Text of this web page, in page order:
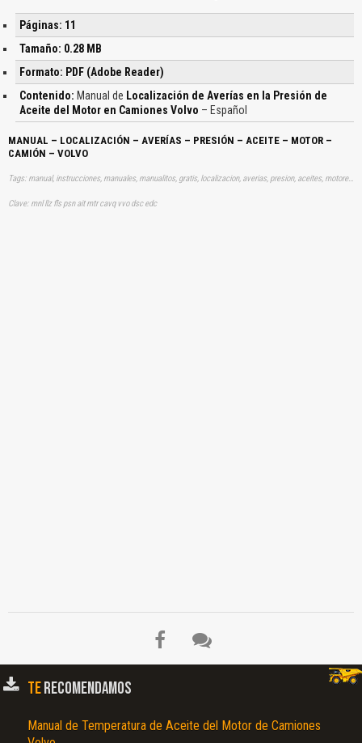
Páginas: 11
Tamaño: 0.28 MB
Formato: PDF (Adobe Reader)
Contenido: Manual de Localización de Averías en la Presión de
Aceite del Motor en Camiones Volvo – Español
MANUAL – LOCALIZACIÓN – AVERÍAS – PRESIÓN – ACEITE – MOTOR –
CAMIÓN – VOLVO
Tags: manual, instrucciones, manuales, manualitos, gratis, localizacion, averias, presion, aceites, motores, camion, aprender, descargas
Clave: mnl llz fls psn ait mtr cavq vvo dsc edc
TERECOMENDAMOS
Manual de Temperatura de Aceite del Motor de Camiones